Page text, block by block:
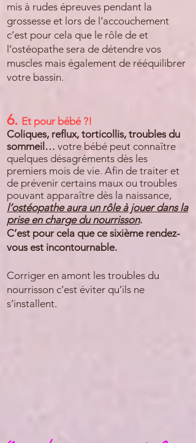
mis à rudes épreuves pendant la
grossesse et lors de l’accouchement
c’est pour cela que le rôle de et
l’ostéopathe sera de détendre vos
muscles mais également de rééquilibrer
votre bassin.
6. Et pour bébé ?!
Coliques, reflux, torticollis, troubles du
sommeil… votre bébé peut connaître
quelques désagréments dès les
premiers mois de vie. Afin de traiter et
de prévenir certains maux ou troubles
pouvant apparaître dès la naissance,
l’ostéopathe aura un rôle à jouer dans la
prise en charge du nourrisson.
C’est pour cela que ce sixième rendez-
vous est incontournable.
Corriger en amont les troubles du
nourrisson c’est éviter qu’ils ne
s’installent.